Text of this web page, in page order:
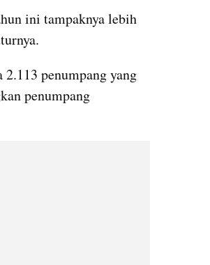
ini tampaknya lebih
penumpang yang
penumpang